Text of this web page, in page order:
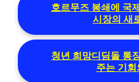
호르무즈 봉쇄에 국
시장의 새
청년 희망디딤돌 통
주는 기